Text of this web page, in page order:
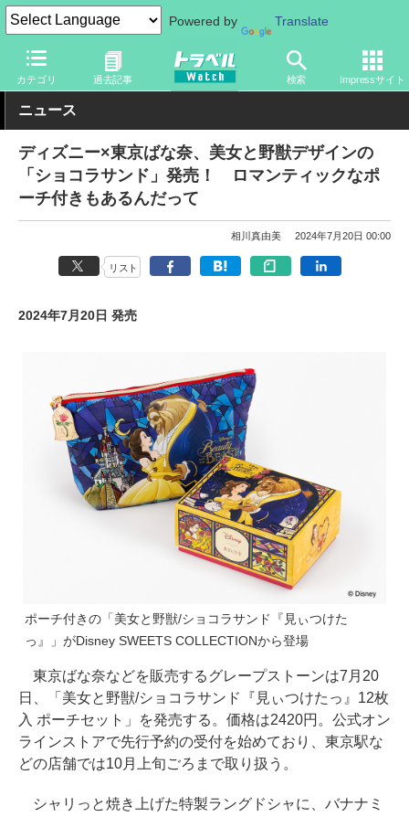
Powered by Translate
カテゴリ 過去記事 検索 Impressサイト
トラベル Watch 旅の情報 観光地 ディズニーリゾート
ニュース
ディズニー×東京ばな奈、美女と野獣デザインの
「ショコラサンド」発売！ ロマンティックなポ
ーチ付きもあるんだって
相川真由美 2024年7月20日 00:00
リスト
2024年7月20日 発売
ポーチ付きの「美女と野獣/ショコラサンド『見ぃつけた
っ』」がDisney SWEETS COLLECTIONから登場
東京ばな奈などを販売するグレープストーンは7月20
日、「美女と野獣/ショコラサンド『見ぃつけたっ』12枚
入 ポーチセット」を発売する。価格は2420円。公式オン
ラインストアで先行予約の受付を始めており、東京駅な
どの店舗では10月上旬ごろまで取り扱う。
シャリっと焼き上げた特製ラングドシャに、バナナミ